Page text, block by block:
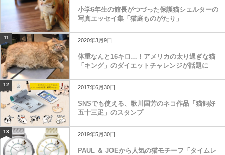
小学6年生の館長がつづった保護猫シェルターの
写真エッセイ集「猫庭ものがたり」
11 2020年3月9日
体重なんと16キロ…！アメリカの太り過ぎな猫
「キング」のダイエットチャレンジが話題に
12 2017年6月30日
SNSでも使える、歌川国芳のネコ作品「猫飼好
五十三疋」のスタンプ
13 2019年5月30日
PAUL ＆ JOEから人気の猫モチーフ「タイムレ